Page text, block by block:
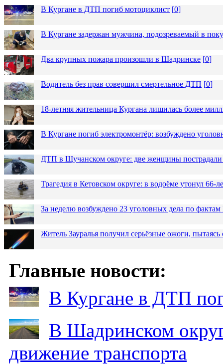
В Кургане в ДТП погиб мотоциклист [0]
В Кургане задержан мужчина, подозреваемый в
Два крупных пожара произошли в Шадринске [0]
Водитель без прав совершил смертельное ДТП [0]
18-летняя жительница Кургана лишилась более
В Кургане погиб электромонтёр: возбуждено
ДТП в Щучанском округе: две женщины пострадали
Трагедия в Кетовском округе: в водоёме утонул 66-
За неделю возбуждено 23 уголовных дела по
Житель Зауралья получил серьёзные ожоги, пытаясь
Главные новости:
В Кургане в ДТП
В Шадринском
движение транспорта